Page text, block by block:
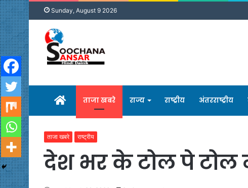
Sunday, August 9 2026
होम ताजा खबरे राज्य राष्ट्रीय अंतरराष्ट्रीय
ताजा खबरे राष्ट्रीय
देश भर के टोल पे टोल